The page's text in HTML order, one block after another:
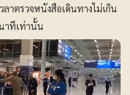
าตรวจหนังสือเดินทางไม่เกิน
าทีเท่านั้น